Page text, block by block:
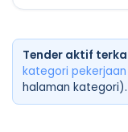
Tender aktif
kategori pekerjaan
halaman kategori).